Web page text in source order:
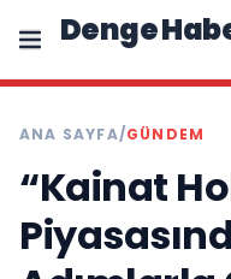
Denge
ANA SAYFA/GÜNDEM
“Kainat